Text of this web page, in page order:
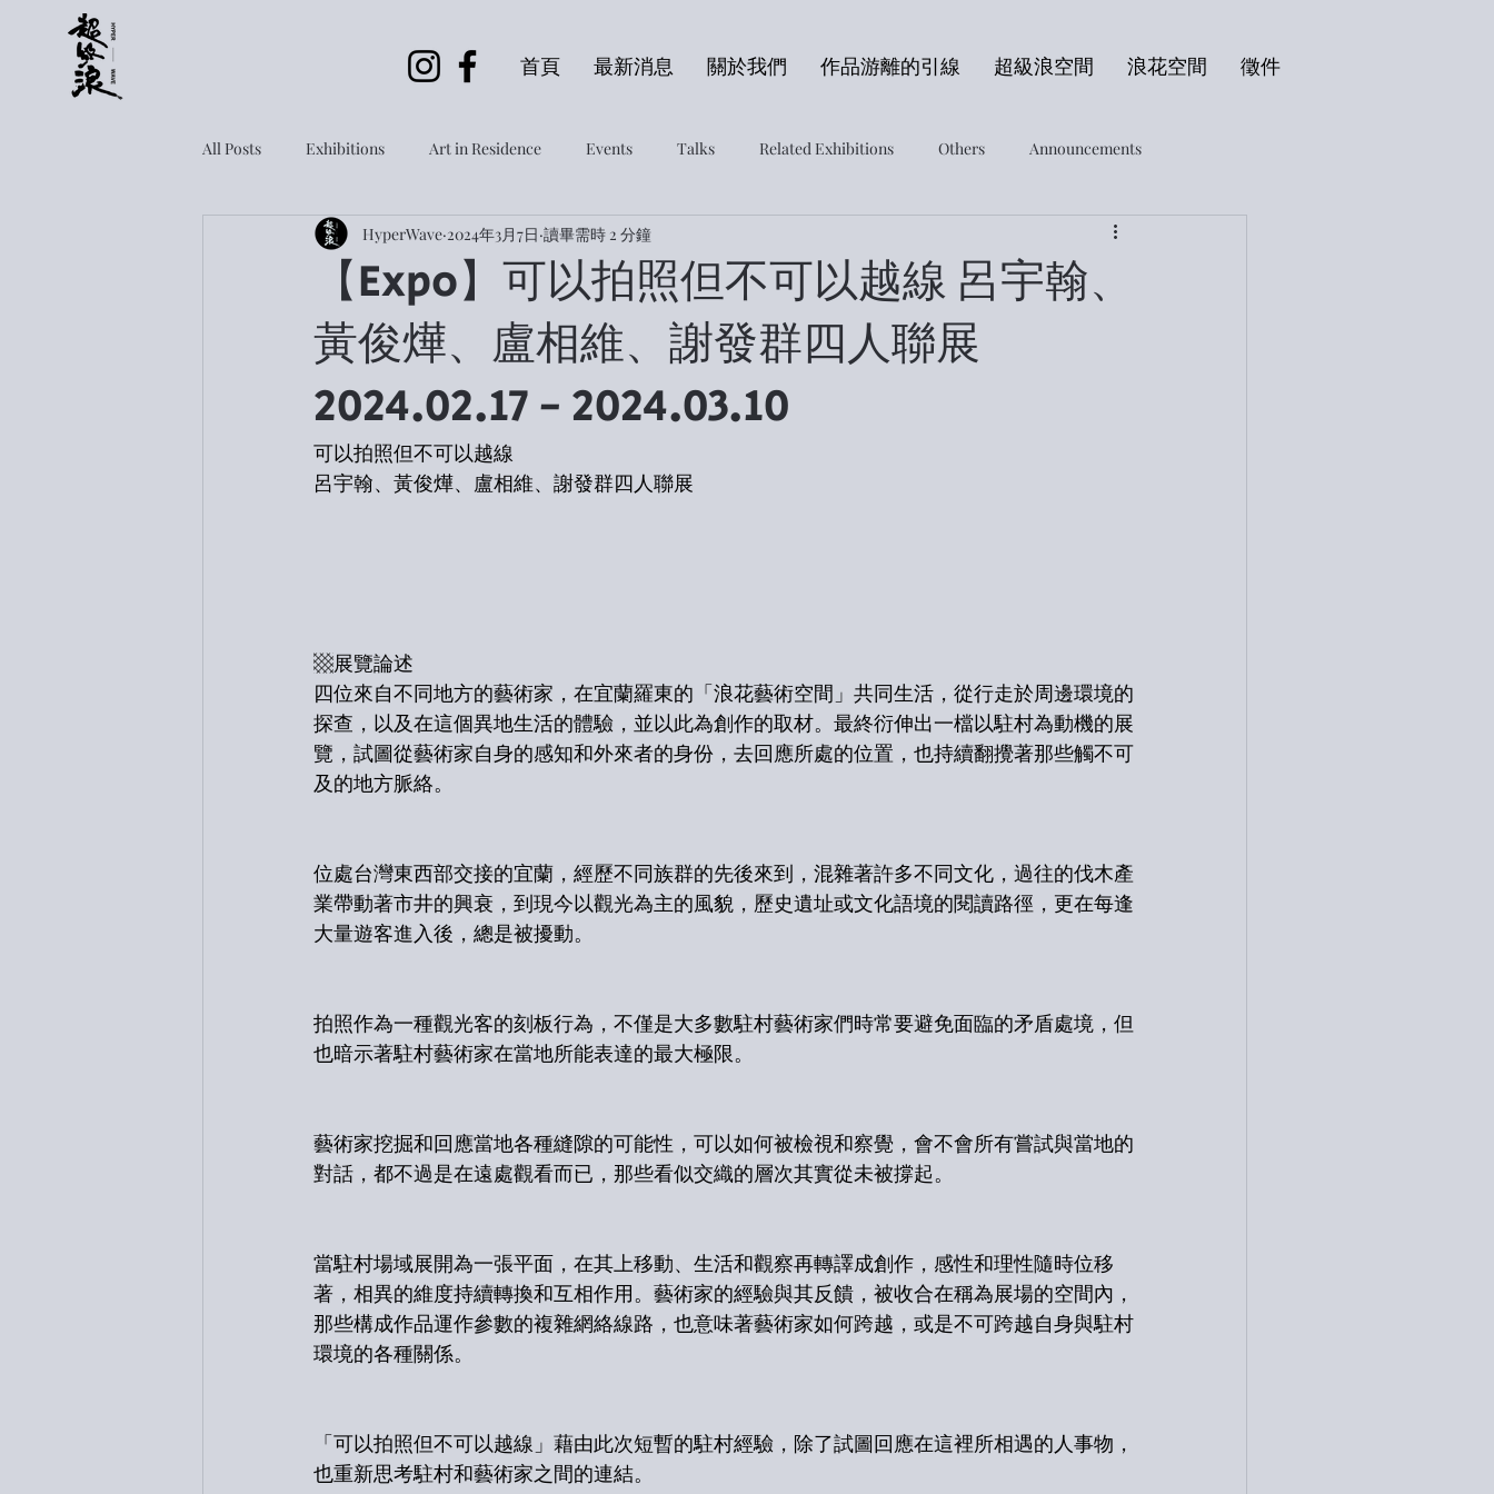
首頁 最新消息 關於我們 作品游離的引線 超級浪空間 浪花空間 徵件
All Posts Exhibitions Art in Residence Events Talks Related Exhibitions Others Announcements
【Expo】可以拍照但不可以越線 呂宇翰、
黃俊燁、盧相維、謝發群四人聯展
2024.02.17 - 2024.03.10
HyperWave 2024年3月7日 讀畢需時 2 分鐘
可以拍照但不可以越線
呂宇翰、黃俊燁、盧相維、謝發群四人聯展
▩展覽論述
四位來自不同地方的藝術家，在宜蘭羅東的「浪花藝術空間」共同生活，從行走於周邊環境的
探查，以及在這個異地生活的體驗，並以此為創作的取材。最終衍伸出一檔以駐村為動機的展
覽，試圖從藝術家自身的感知和外來者的身份，去回應所處的位置，也持續翻攪著那些觸不可
及的地方脈絡。
位處台灣東西部交接的宜蘭，經歷不同族群的先後來到，混雜著許多不同文化，過往的伐木產
業帶動著市井的興衰，到現今以觀光為主的風貌，歷史遺址或文化語境的閱讀路徑，更在每逢
大量遊客進入後，總是被擾動。
拍照作為一種觀光客的刻板行為，不僅是大多數駐村藝術家們時常要避免面臨的矛盾處境，但
也暗示著駐村藝術家在當地所能表達的最大極限。
藝術家挖掘和回應當地各種縫隙的可能性，可以如何被檢視和察覺，會不會所有嘗試與當地的
對話，都不過是在遠處觀看而已，那些看似交織的層次其實從未被撐起。
當駐村場域展開為一張平面，在其上移動、生活和觀察再轉譯成創作，感性和理性隨時位移
著，相異的維度持續轉換和互相作用。藝術家的經驗與其反饋，被收合在稱為展場的空間內，
那些構成作品運作參數的複雜網絡線路，也意味著藝術家如何跨越，或是不可跨越自身與駐村
環境的各種關係。
「可以拍照但不可以越線」藉由此次短暫的駐村經驗，除了試圖回應在這裡所相遇的人事物，
也重新思考駐村和藝術家之間的連結。